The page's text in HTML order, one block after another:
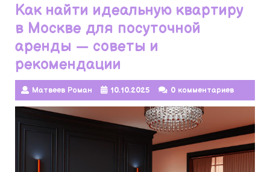
Как найти идеальную квартиру
в Москве для посуточной
аренды — советы и
рекомендации
Матвеев Роман 10.10.2025 0 комментариев